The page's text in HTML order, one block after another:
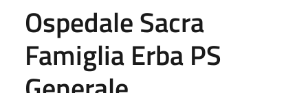
Ospedale Sacra
Famiglia Erba PS